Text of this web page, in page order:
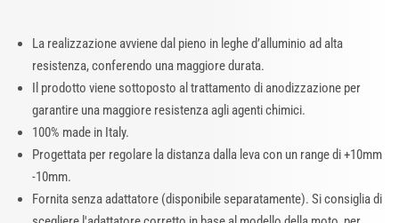
La realizzazione avviene dal pieno in leghe d’alluminio ad alta
resistenza, conferendo una maggiore durata.
Il prodotto viene sottoposto al trattamento di anodizzazione per
garantire una maggiore resistenza agli agenti chimici.
100% made in Italy.
Progettata per regolare la distanza dalla leva con un range di +10mm
-10mm.
Fornita senza adattatore (disponibile separatamente). Si consiglia di